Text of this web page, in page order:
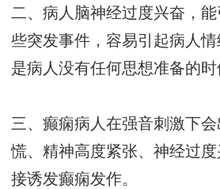
二、病人脑神经过度兴奋，
些突发事件，容易引起病人
是病人没有任何思想准备的时
三、癫痫病人在强音刺激下
慌、精神高度紧张、神经过
接诱发癫痫发作。